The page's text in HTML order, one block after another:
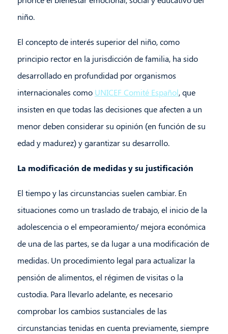
niño.
El concepto de interés superior del niño, como
principio rector en la jurisdicción de familia, ha sido
desarrollado en profundidad por organismos
internacionales como UNICEF Comité Español, que
insisten en que todas las decisiones que afecten a un
menor deben considerar su opinión (en función de su
edad y madurez) y garantizar su desarrollo.
La modificación de medidas y su justificación
El tiempo y las circunstancias suelen cambiar. En
situaciones como un traslado de trabajo, el inicio de la
adolescencia o el empeoramiento/ mejora económica
de una de las partes, se da lugar a una modificación de
medidas. Un procedimiento legal para actualizar la
pensión de alimentos, el régimen de visitas o la
custodia. Para llevarlo adelante, es necesario
comprobar los cambios sustanciales de las
circunstancias tenidas en cuenta previamente, siempre